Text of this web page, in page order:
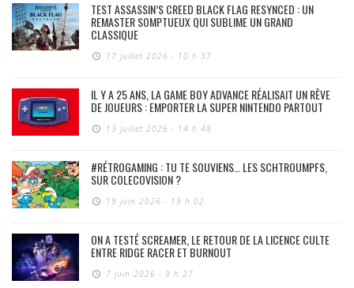
TEST ASSASSIN’S CREED BLACK FLAG RESYNCED : UN
REMASTER SOMPTUEUX QUI SUBLIME UN GRAND
CLASSIQUE
17 juillet 2026 - 10 h 37
IL Y A 25 ANS, LA GAME BOY ADVANCE RÉALISAIT UN RÊVE
DE JOUEURS : EMPORTER LA SUPER NINTENDO PARTOUT
13 juillet 2026 - 14 h 48
#RÉTROGAMING : TU TE SOUVIENS… LES SCHTROUMPFS,
SUR COLECOVISION ?
19 juin 2026 - 19 h 02
ON A TESTÉ SCREAMER, LE RETOUR DE LA LICENCE CULTE
ENTRE RIDGE RACER ET BURNOUT
7 juin 2026 - 9 h 27